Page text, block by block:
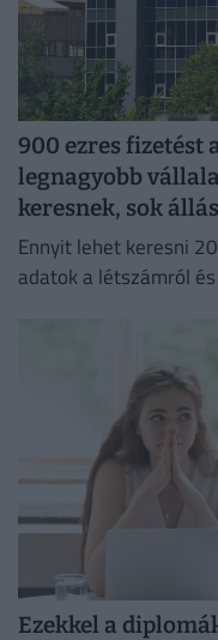
900 ezres fizetést
legnagyobb
keresnek, sok
Ennyit lehet keresni
adatok a létszámról
Ezekkel a